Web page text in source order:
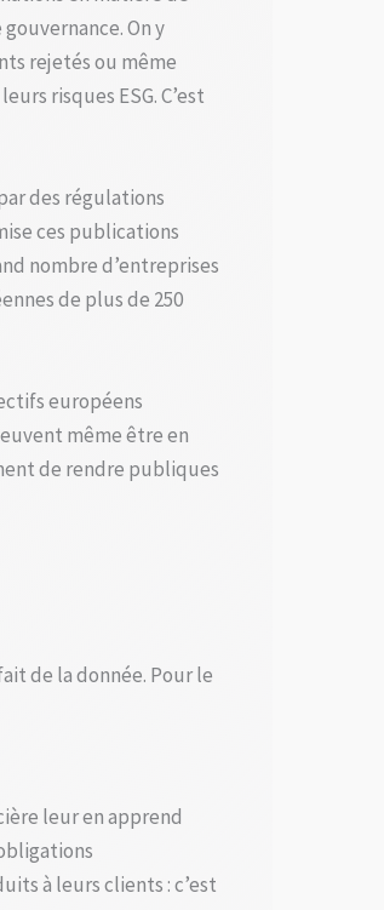
On y
rejetés ou même
risques ESG. C’est
des régulations
ces publications
nombre d’entreprises
de plus de 250
européens
même être en
de rendre publiques
de la donnée. Pour le
leur en apprend
à leurs clients : c’est